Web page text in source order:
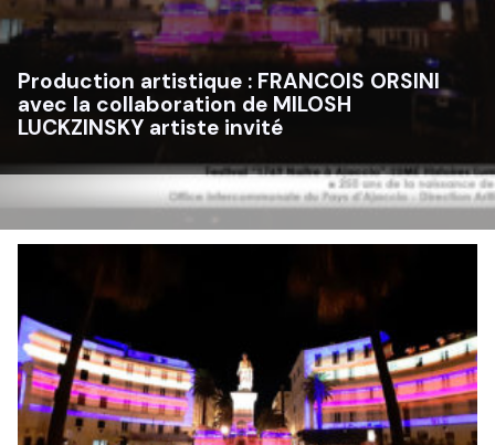
Production artistique : FRANCOIS ORSINI
avec la collaboration de MILOSH
LUCKZINSKY artiste invité